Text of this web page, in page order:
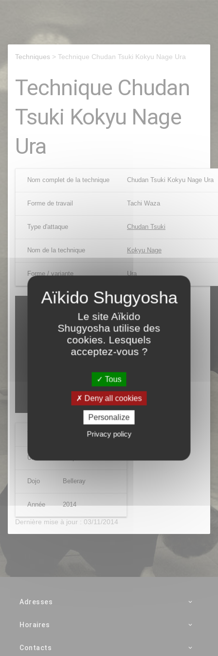
Techniques > Technique Chudan Tsuki Kokyu Nage Ura
Technique Chudan
Tsuki Kokyu Nage
Ura
Nom complet de la technique Chudan Tsuki Kokyu Nage Ura
Forme de travail Tachi Waza
Type d'attaque Chudan Tsuki
Nom de la technique Kokyu Nage
Forme / variante Ura
Tori Julien PARNY
Uke
Dojo Belleray
Année 2014
Dernière mise à jour : 03/11/2014
Adresses
Horaires
Contacts
Le site Aïkido
Shugyosha utilise des
cookies. Lesquels
acceptez-vous ?
Tous
Deny all cookies
Personalize
Privacy policy